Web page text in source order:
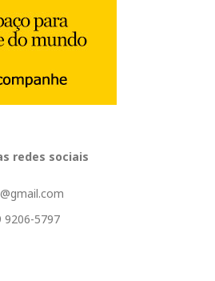
redes sociais
9206-5797